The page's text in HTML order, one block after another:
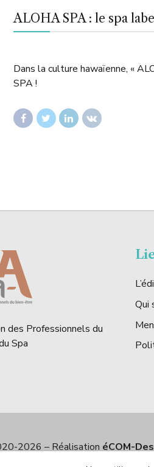
ALOHA SPA : le spa
Dans la culture hawaïenne, «
SPA !
des Professionnels du
Spa
Qui
2026 – Réalisation éCOM-